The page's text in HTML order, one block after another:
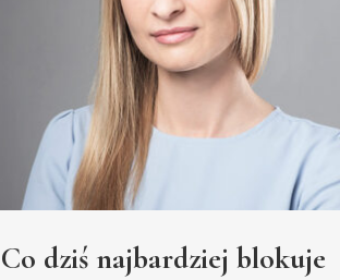
Co dziś najbardziej blokuje